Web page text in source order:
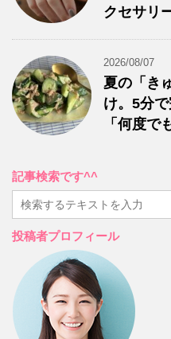
クセサリ
2026/08/07
夏の「き
け。5分
「何度で
記事検索です^^
投稿者プロフィール